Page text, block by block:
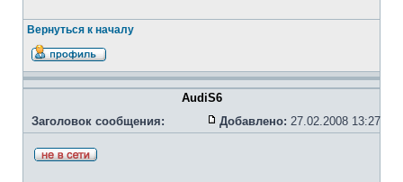
Вернуться к началу
AudiS6
Заголовок сообщения:
Добавлено: 27.02.2008 13:27